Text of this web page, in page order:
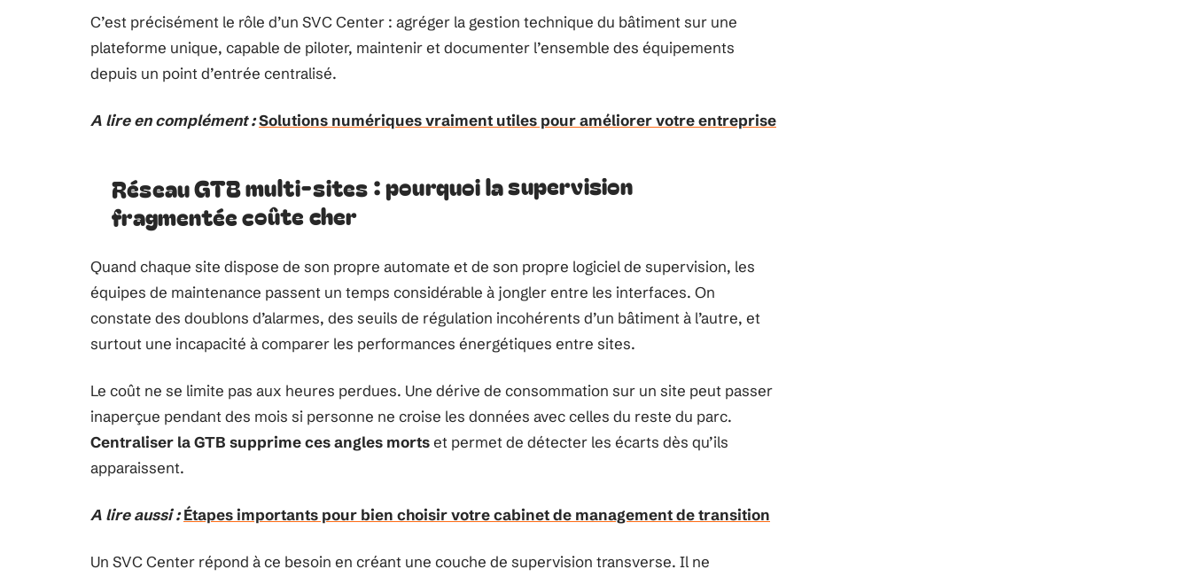
C’est précisément le rôle d’un SVC Center : agréger la gestion technique du bâtiment sur une
plateforme unique, capable de piloter, maintenir et documenter l’ensemble des équipements
depuis un point d’entrée centralisé.
A lire en complément :Solutions numériques vraiment utiles pour améliorer votre entreprise
Réseau GTB multi-sites : pourquoi la supervision
fragmentée coûte cher
Quand chaque site dispose de son propre automate et de son propre logiciel de supervision, les
équipes de maintenance passent un temps considérable à jongler entre les interfaces. On
constate des doublons d’alarmes, des seuils de régulation incohérents d’un bâtiment à l’autre, et
surtout une incapacité à comparer les performances énergétiques entre sites.
Le coût ne se limite pas aux heures perdues. Une dérive de consommation sur un site peut passer
inaperçue pendant des mois si personne ne croise les données avec celles du reste du parc.
Centraliser la GTB supprime ces angles mortset permet de détecter les écarts dès qu’ils
apparaissent.
A lire aussi : Étapes importants pour bien choisir votre cabinet de management de transition
Un SVC Center répond à ce besoin en créant une couche de supervision transverse. Il ne